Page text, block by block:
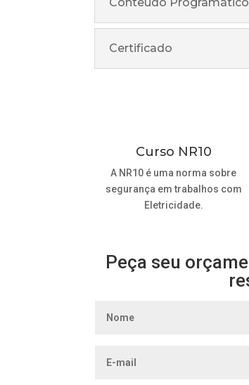
Certificado
Curso NR10
A NR10 é uma norma sobre
segurança em trabalhos com
Eletricidade.
Peça seu